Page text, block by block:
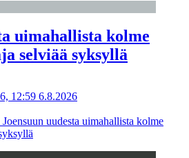
uimahallista kolme
selviää syksyllä
12:59 6.8.2026
uudesta uimahallista kolme